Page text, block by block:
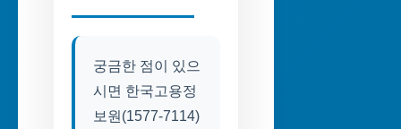
궁금한 점이 있으
시면 한국고용정
보원(1577-7114)